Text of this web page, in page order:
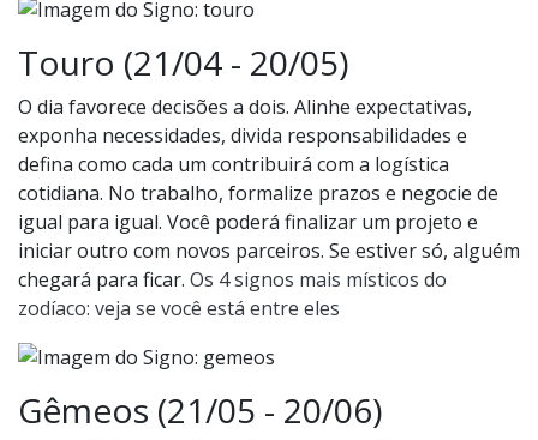
Touro (21/04 - 20/05)
O dia favorece decisões a dois. Alinhe expectativas,
exponha necessidades, divida responsabilidades e
defina como cada um contribuirá com a logística
cotidiana. No trabalho, formalize prazos e negocie de
igual para igual. Você poderá finalizar um projeto e
iniciar outro com novos parceiros. Se estiver só, alguém
chegará para ficar. Os 4 signos mais místicos do
zodíaco: veja se você está entre eles
Gêmeos (21/05 - 20/06)